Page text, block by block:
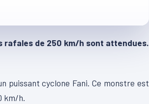
rafales de 250 km/h sont attendues.
puissant cyclone Fani. Ce monstre est
km/h.